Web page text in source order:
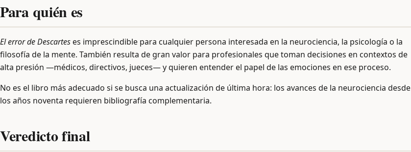
Para quién es
El error de Descarteses imprescindible para cualquier persona interesada en la neurociencia, la psicología o la
filosofía de la mente. También resulta de gran valor para profesionales que toman decisiones en contextos de
alta presión —médicos, directivos, jueces— y quieren entender el papel de las emociones en ese proceso.
No es el libro más adecuado si se busca una actualización de última hora: los avances de la neurociencia desde
los años noventa requieren bibliografía complementaria.
Veredicto final